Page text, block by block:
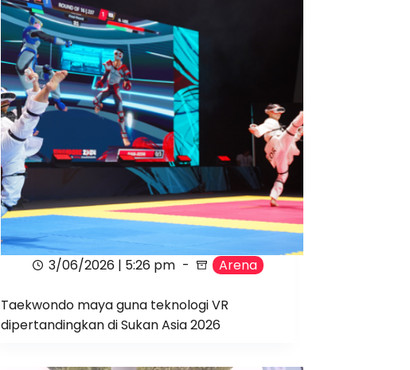
3/06/2026 | 5:26 pm Arena
Taekwondo maya guna teknologi VR
dipertandingkan di Sukan Asia 2026